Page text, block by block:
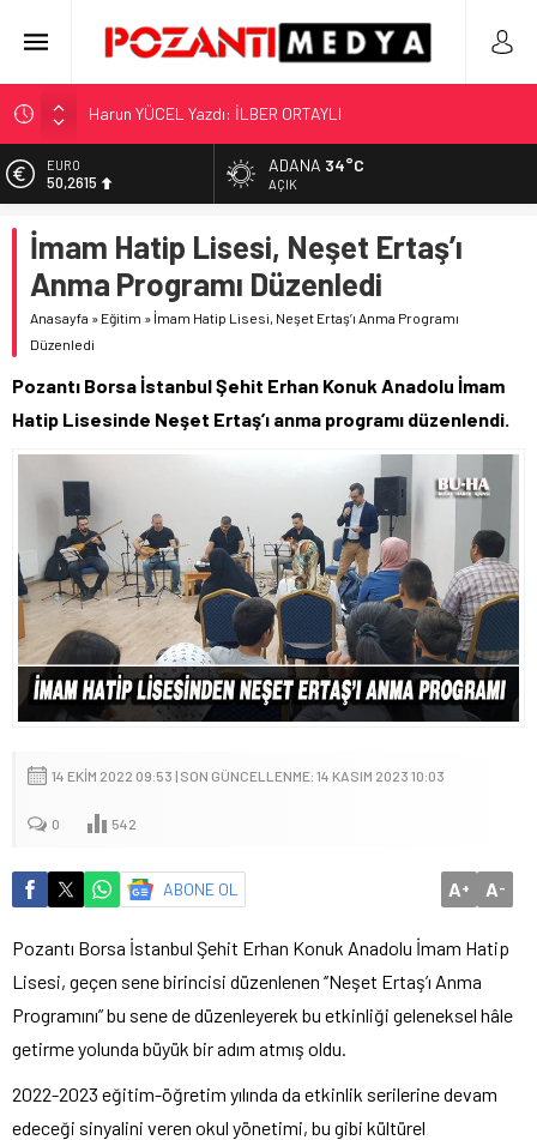
Adana’nın Gizli Cenneti Pozantı Akçatekir Yaylası
Yılmaz Soğutma’dan Buzdolabı Uyarısı
Gaziantep, Mersin ve Adana’da Web Tasarımın Öncüsü GZR
Ajans
EURO
50,2615
5.910,66
BİST
11.456,34
DOLAR
ADANA 34°C
AÇIK
İmam Hatip Lisesi, Neşet Ertaş’ı
Anma Programı Düzenledi
Anasayfa » Eğitim » İmam Hatip Lisesi, Neşet Ertaş’ı Anma Programı
Düzenledi
Pozantı Borsa İstanbul Şehit Erhan Konuk Anadolu İmam
Hatip Lisesinde Neşet Ertaş’ı anma programı düzenlendi.
14 EKIM 2022 09:53 | SON GÜNCELLENME: 14 KASIM 2023 10:03
0 542
ABONE OL A+ A-
Pozantı Borsa İstanbul Şehit Erhan Konuk Anadolu İmam Hatip
Lisesi, geçen sene birincisi düzenlenen ‘’Neşet Ertaş’ı Anma
Programını” bu sene de düzenleyerek bu etkinliği geleneksel hâle
getirme yolunda büyük bir adım atmış oldu.
2022-2023 eğitim-öğretim yılında da etkinlik serilerine devam
edeceği sinyalini veren okul yönetimi, bu gibi kültürel